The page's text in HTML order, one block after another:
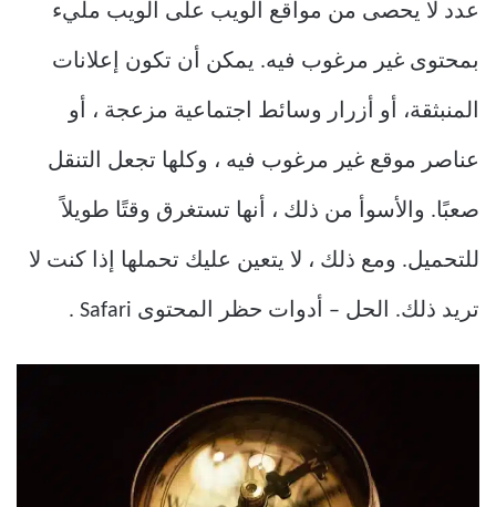
عدد لا يحصى من مواقع الويب على الويب مليء
بمحتوى غير مرغوب فيه. يمكن أن تكون إعلانات
المنبثقة، أو أزرار وسائط اجتماعية مزعجة ، أو
عناصر موقع غير مرغوب فيه ، وكلها تجعل التنقل
صعبًا. والأسوأ من ذلك ، أنها تستغرق وقتًا طويلاً
للتحميل. ومع ذلك ، لا يتعين عليك تحملها إذا كنت لا
تريد ذلك. الحل – أدوات حظر المحتوى Safari .